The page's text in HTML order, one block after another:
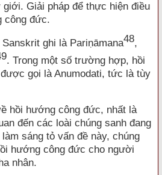
giới. Giải pháp để thực hiện điều
công đức.
ghi là Pariṇāmana48,
. Trong một số trường hợp, hồi
gọi là Anumodati, tức là tùy
hồi hướng công đức, nhất là
đến các loài chúng sanh đang
sáng tỏ vấn đề này, chúng
hướng công đức cho người
nhân.